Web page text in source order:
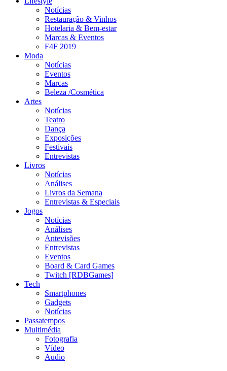
Notícias
Restauração & Vinhos
Hotelaria & Bem-estar
Marcas & Eventos
F4F 2019
Moda
Notícias
Eventos
Marcas
Beleza /Cosmética
Artes
Notícias
Teatro
Dança
Exposições
Festivais
Entrevistas
Livros
Notícias
Análises
Livros da Semana
Entrevistas & Especiais
Jogos
Notícias
Análises
Antevisões
Entrevistas
Eventos
Board & Card Games
Twitch [RDBGames]
Tech
Smartphones
Gadgets
Notícias
Passatempos
Multimédia
Fotografia
Vídeo
Audio